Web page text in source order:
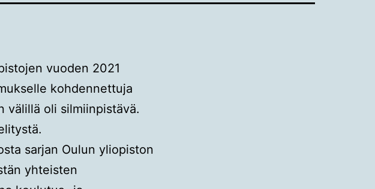
vuoden 2021
kohdennettuja
välillä oli silmiinpistävä.
sarjan Oulun yliopiston
yhteisten